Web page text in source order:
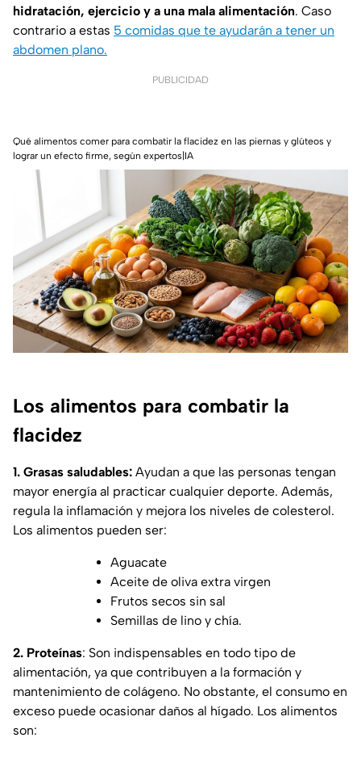
hidratación, ejercicio y a una mala alimentación. Caso
contrario a estas 5 comidas que te ayudarán a tener un
abdomen plano.
PUBLICIDAD
Qué alimentos comer para combatir la flacidez en las piernas y glúteos y
lograr un efecto firme, según expertos|IA
Los alimentos para combatir la
flacidez
1. Grasas saludables: Ayudan a que las personas tengan
mayor energía al practicar cualquier deporte. Además,
regula la inflamación y mejora los niveles de colesterol.
Los alimentos pueden ser:
Aguacate
Aceite de oliva extra virgen
Frutos secos sin sal
Semillas de lino y chía.
2. Proteínas: Son indispensables en todo tipo de
alimentación, ya que contribuyen a la formación y
mantenimiento de colágeno. No obstante, el consumo en
exceso puede ocasionar daños al hígado. Los alimentos
son: